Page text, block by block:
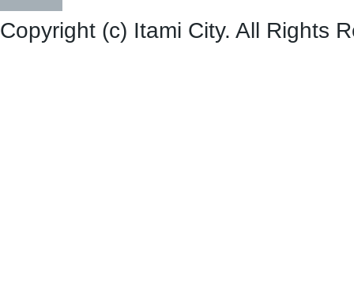
Copyright (c) Itami City. All Rights